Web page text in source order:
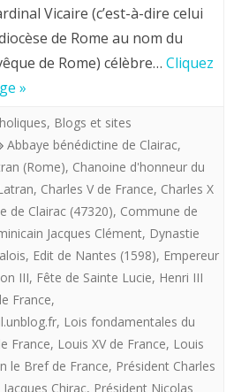
Vicaire (c’est-à-dire celui
de Rome au nom du
de Rome) célèbre… Cliquez
»
, Blogs et sites
Abbaye bénédictine de Clairac,
(Rome), Chanoine d'honneur du
, Charles V de France, Charles X
de Clairac (47320), Commune de
Jacques Clément, Dynastie
, Edit de Nantes (1598), Empereur
III, Fête de Sainte Lucie, Henri III
France,
, Lois fondamentales du
France, Louis XV de France, Louis
le Bref de France, Président Charles
Chirac, Président Nicolas